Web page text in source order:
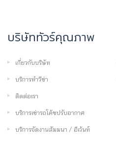
บริษัททัวร์คุณภาพ
เกี่ยวกับบริษัท
บริการทำวีซ่า
ติดต่อเรา
บริการเช่ารถโค้ชปรับอากาศ
บริการจัดงานสัมมนา / อีเว้นท์